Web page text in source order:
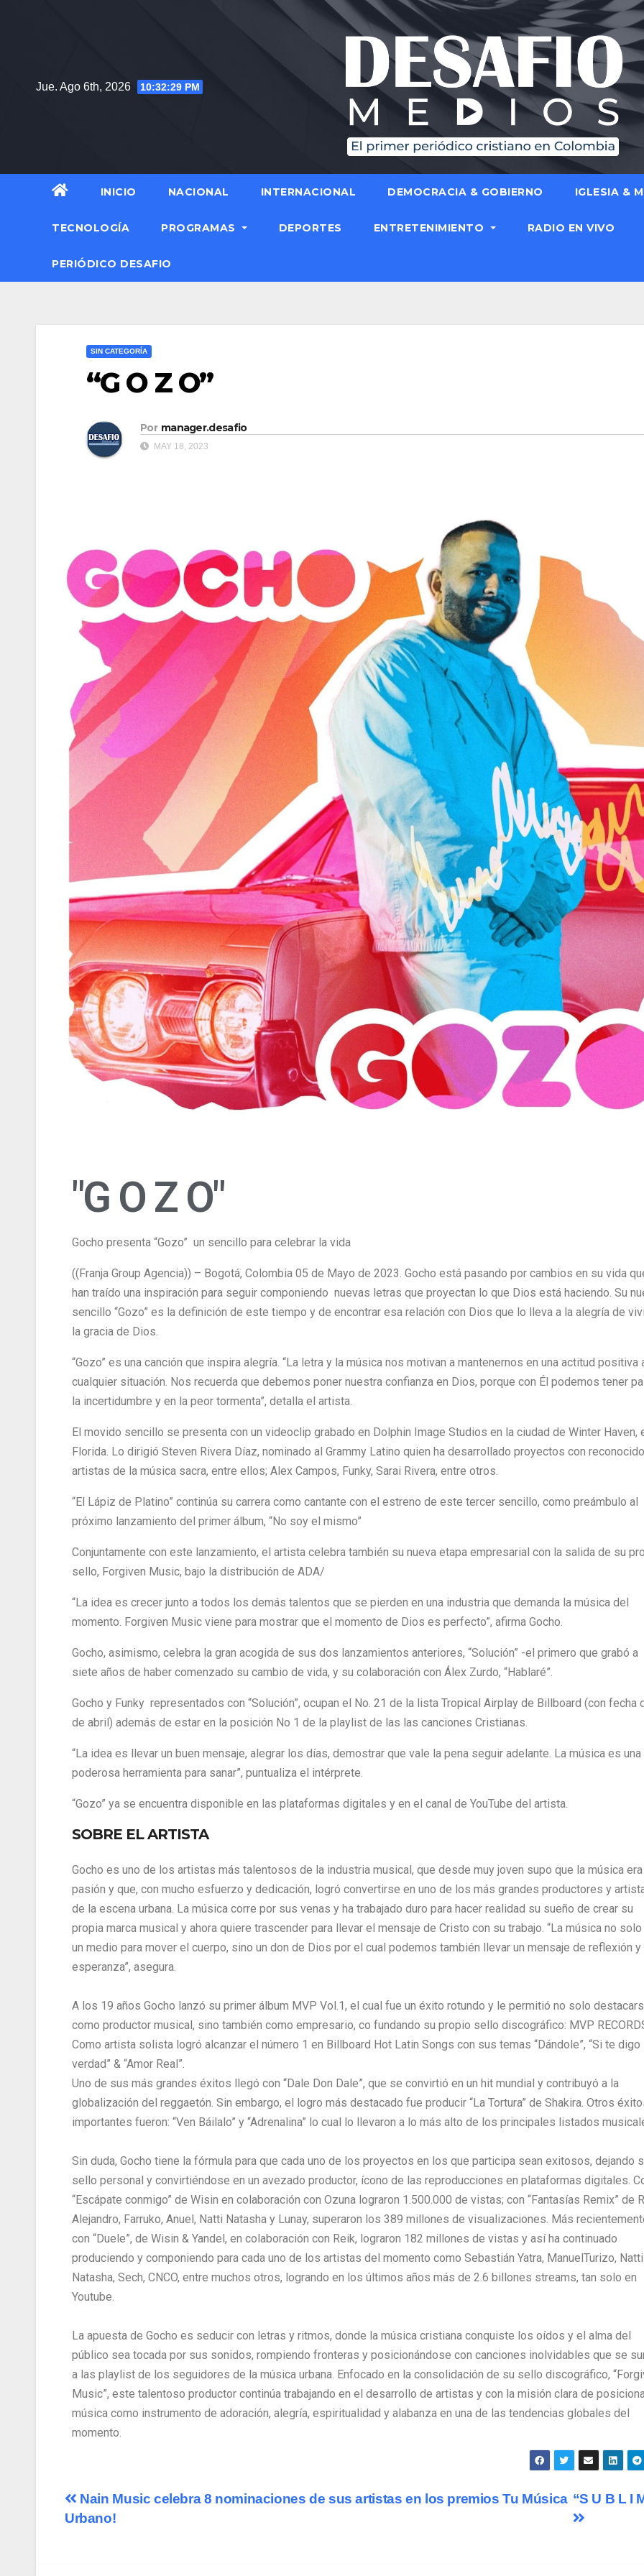
Jue. Ago 6th, 2026 10:32:30 PM
INICIO NACIONAL INTERNACIONAL DEMOCRACIA & GOBIERNO IGLESIA &
TECNOLOGÍA PROGRAMAS DEPORTES ENTRETENIMIENTO RADIO EN VIVO
PERIÓDICO DESAFIO
SIN CATEGORÍA
“G O Z O”
Por manager.desafio
MAY 18, 2023
"G O Z O"
Gocho presenta “Gozo” un sencillo para celebrar la vida
((Franja Group Agencia)) – Bogotá, Colombia 05 de Mayo de 2023. Gocho está pasando por cambios en su vida
han traído una inspiración para seguir componiendo nuevas letras que proyectan lo que Dios está haciendo. Su
sencillo “Gozo” es la definición de este tiempo y de encontrar esa relación con Dios que lo lleva a la alegría de
la gracia de Dios.
“Gozo” es una canción que inspira alegría. “La letra y la música nos motivan a mantenernos en una actitud positiva
cualquier situación. Nos recuerda que debemos poner nuestra confianza en Dios, porque con Él podemos tener
la incertidumbre y en la peor tormenta”, detalla el artista.
El movido sencillo se presenta con un videoclip grabado en Dolphin Image Studios en la ciudad de Winter Haven,
Florida. Lo dirigió Steven Rivera Díaz, nominado al Grammy Latino quien ha desarrollado proyectos con
artistas de la música sacra, entre ellos; Alex Campos, Funky, Sarai Rivera, entre otros.
“El Lápiz de Platino” continúa su carrera como cantante con el estreno de este tercer sencillo, como preámbulo al
próximo lanzamiento del primer álbum, “No soy el mismo”
Conjuntamente con este lanzamiento, el artista celebra también su nueva etapa empresarial con la salida de su
sello, Forgiven Music, bajo la distribución de ADA/
“La idea es crecer junto a todos los demás talentos que se pierden en una industria que demanda la música del
momento. Forgiven Music viene para mostrar que el momento de Dios es perfecto”, afirma Gocho.
Gocho, asimismo, celebra la gran acogida de sus dos lanzamientos anteriores, “Solución” -el primero que grabó a
siete años de haber comenzado su cambio de vida, y su colaboración con Álex Zurdo, “Hablaré”.
Gocho y Funky representados con “Solución”, ocupan el No. 21 de la lista Tropical Airplay de Billboard (con fecha
de abril) además de estar en la posición No 1 de la playlist de las las canciones Cristianas.
“La idea es llevar un buen mensaje, alegrar los días, demostrar que vale la pena seguir adelante. La música es una
poderosa herramienta para sanar”, puntualiza el intérprete.
“Gozo” ya se encuentra disponible en las plataformas digitales y en el canal de YouTube del artista.
SOBRE EL ARTISTA
Gocho es uno de los artistas más talentosos de la industria musical, que desde muy joven supo que la música
pasión y que, con mucho esfuerzo y dedicación, logró convertirse en uno de los más grandes productores y
de la escena urbana. La música corre por sus venas y ha trabajado duro para hacer realidad su sueño de crear su
propia marca musical y ahora quiere trascender para llevar el mensaje de Cristo con su trabajo. “La música no
un medio para mover el cuerpo, sino un don de Dios por el cual podemos también llevar un mensaje de reflexión y
esperanza”, asegura.
A los 19 años Gocho lanzó su primer álbum MVP Vol.1, el cual fue un éxito rotundo y le permitió no solo
como productor musical, sino también como empresario, co fundando su propio sello discográfico: MVP
Como artista solista logró alcanzar el número 1 en Billboard Hot Latin Songs con sus temas “Dándole”, “Si te digo
verdad” & “Amor Real”.
Uno de sus más grandes éxitos llegó con “Dale Don Dale”, que se convirtió en un hit mundial y contribuyó a la
globalización del reggaetón. Sin embargo, el logro más destacado fue producir “La Tortura” de Shakira. Otros
importantes fueron: “Ven Báilalo” y “Adrenalina” lo cual lo llevaron a lo más alto de los principales listados
Sin duda, Gocho tiene la fórmula para que cada uno de los proyectos en los que participa sean exitosos, dejando
sello personal y convirtiéndose en un avezado productor, ícono de las reproducciones en plataformas digitales.
“Escápate conmigo” de Wisin en colaboración con Ozuna lograron 1.500.000 de vistas; con “Fantasías Remix” de
Alejandro, Farruko, Anuel, Natti Natasha y Lunay, superaron los 389 millones de visualizaciones. Más
con “Duele”, de Wisin & Yandel, en colaboración con Reik, lograron 182 millones de vistas y así ha continuado
produciendo y componiendo para cada uno de los artistas del momento como Sebastián Yatra, ManuelTurizo, Natti
Natasha, Sech, CNCO, entre muchos otros, logrando en los últimos años más de 2.6 billones streams, tan solo en
Youtube.
La apuesta de Gocho es seducir con letras y ritmos, donde la música cristiana conquiste los oídos y el alma del
público sea tocada por sus sonidos, rompiendo fronteras y posicionándose con canciones inolvidables que se
a las playlist de los seguidores de la música urbana. Enfocado en la consolidación de su sello discográfico,
Music”, este talentoso productor continúa trabajando en el desarrollo de artistas y con la misión clara de
música como instrumento de adoración, alegría, espiritualidad y alabanza en una de las tendencias globales del
momento.
“S U B L I
Nain Music celebra 8 nominaciones de sus artistas en los premios Tu Música
Urbano!